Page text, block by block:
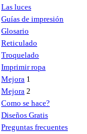
Las luces
Guías de impresión
Glosario
Reticulado
Troquelado
Imprimir ropa
Mejora 1
Mejora 2
Como se hace?
Diseños Gratis
Preguntas frecuentes